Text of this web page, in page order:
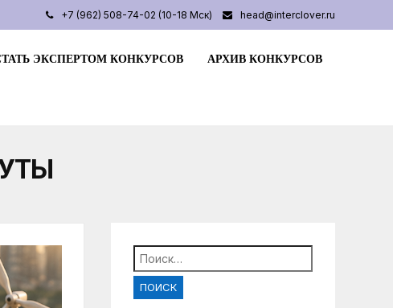
+7 (962) 508-74-02 (10-18 Мск) head@interclover.ru
ЭКСПЕРТОМ КОНКУРСОВ АРХИВ КОНКУРСОВ
Найти: